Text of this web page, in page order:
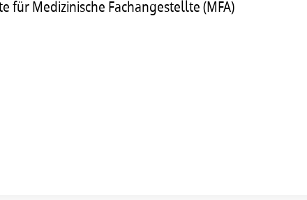
für Medizinische Fachangestellte (MFA)